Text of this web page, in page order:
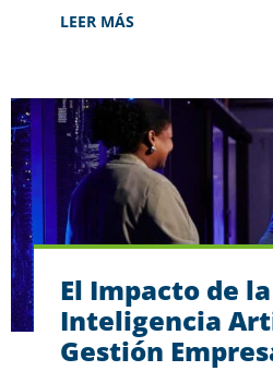
LEER MÁS
El Impacto de la
Inteligencia
Gestión